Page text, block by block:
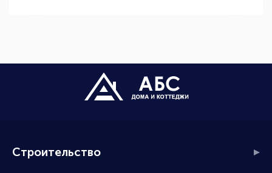
Строительство